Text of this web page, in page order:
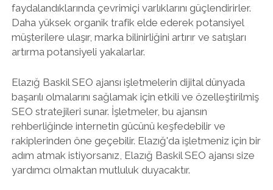
faydalandıklarında çevrimiçi varlıklarını güçlendirirler.
Daha yüksek organik trafik elde ederek potansiyel
müşterilere ulaşır, marka bilinirliğini artırır ve satışları
artırma potansiyeli yakalarlar.
Elazığ Baskil SEO ajansı işletmelerin dijital dünyada
başarılı olmalarını sağlamak için etkili ve özelleştirilmiş
SEO stratejileri sunar. İşletmeler, bu ajansın
rehberliğinde internetin gücünü keşfedebilir ve
rakiplerinden öne geçebilir. Elazığ'da işletmeniz için bir
adım atmak istiyorsanız, Elazığ Baskil SEO ajansı size
yardımcı olmaktan mutluluk duyacaktır.